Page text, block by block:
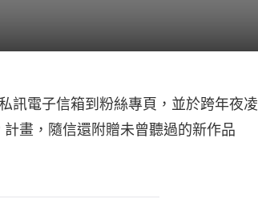
訊電子信箱到粉絲專頁，並於跨年夜凌
畫，隨信還附贈未曾聽過的新作品